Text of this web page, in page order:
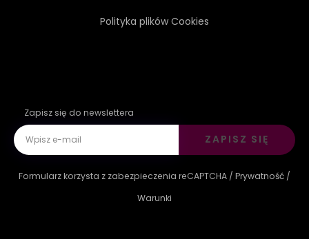
Polityka plików Cookies
Zapisz się do newslettera
ZAPISZ SIĘ
Formularz korzysta z zabezpieczenia reCAPTCHA / Prywatność /
Warunki